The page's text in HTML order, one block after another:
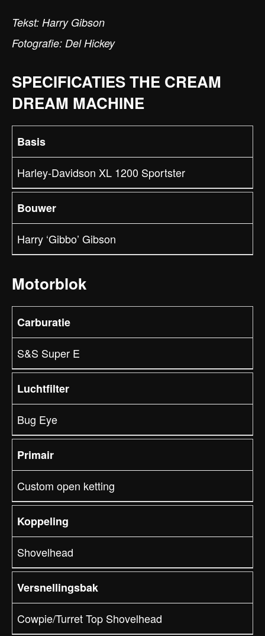
Tekst: Harry Gibson
Fotografie: Del Hickey
SPECIFICATIES THE CREAM
DREAM MACHINE
Basis
Harley-Davidson XL 1200 Sportster
Bouwer
Harry ‘Gibbo’ Gibson
Motorblok
Carburatie
S&S Super E
Luchtfilter
Bug Eye
Primair
Custom open ketting
Koppeling
Shovelhead
Versnellingsbak
Cowpie/Turret Top Shovelhead